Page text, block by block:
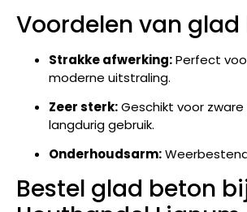
Voordelen van
Strakke afwerking:Perfect
moderne uitstraling.
Zeer sterk:Geschikt voor
langdurig gebruik.
Onderhoudsarm:
Bestel glad beton